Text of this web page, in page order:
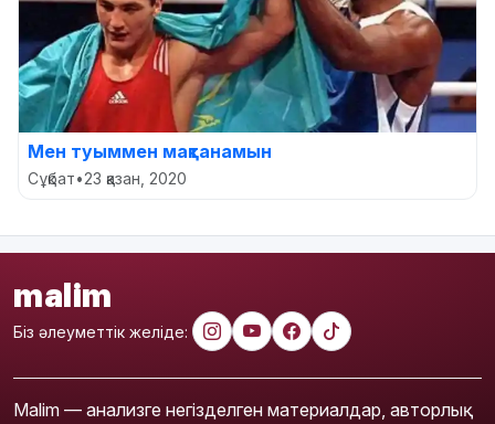
Мен туыммен мақтанамын
Сұқбат•23 қазан, 2020
malim
Біз әлеуметтік желіде:
Malim — анализге негізделген материалдар, авторлық